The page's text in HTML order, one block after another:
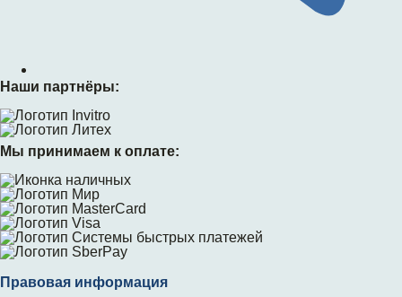
Наши партнёры:
Мы принимаем к оплате:
Правовая информация